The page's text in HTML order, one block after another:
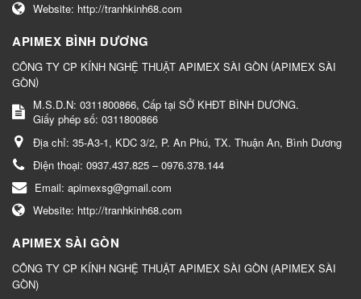
Website: http://tranhkinh68.com
APIMEX BÌNH DƯƠNG
CÔNG TY CP KÍNH NGHỆ THUẬT APIMEX SÀI GÒN (APIMEX SÀI
GÒN)
M.S.D.N: 0311800866, Cấp tại SỞ KHĐT BÌNH DƯƠNG.
Giấy phép số: 0311800866
Địa chỉ: 35-A3-1, KDC 3/2, P. An Phú, TX. Thuận An, Bình Dương
Điện thoại: 0937.437.825 – 0976.378.144
Email: apimexsg@gmail.com
Website: http://tranhkinh68.com
APIMEX SÀI GÒN
CÔNG TY CP KÍNH NGHỆ THUẬT APIMEX SÀI GÒN (APIMEX SÀI
GÒN)